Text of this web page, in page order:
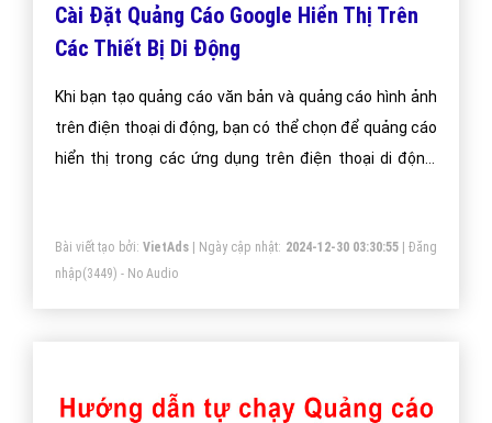
Cài Đặt Quảng Cáo Google Hiển Thị Trên
Các Thiết Bị Di Động
Khi bạn tạo quảng cáo văn bản và quảng cáo hình ảnh
trên điện thoại di động, bạn có thể chọn để quảng cáo
hiển thị trong các ứng dụng trên điện thoại di động,
Bài viết tạo bởi: VietAds| Ngày cập nhật: 2024-12-30 03:30:55|Đăng
nhập(3449) - No Audio